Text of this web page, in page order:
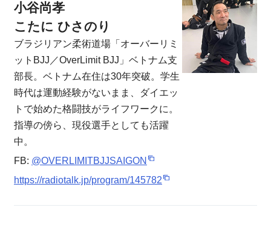
小谷尚孝
こたに ひさのり
ブラジリアン柔術道場「オーバーリミ
ットBJJ／OverLimit BJJ」ベトナム支
部長。ベトナム在住は30年突破。学生
時代は運動経験がないまま、ダイエッ
トで始めた格闘技がライフワークに。
指導の傍ら、現役選手としても活躍
中。
FB: @OVERLIMITBJJSAIGON
https://radiotalk.jp/program/145782